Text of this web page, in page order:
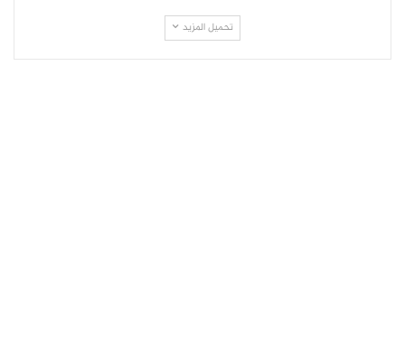
تحميل المزيد